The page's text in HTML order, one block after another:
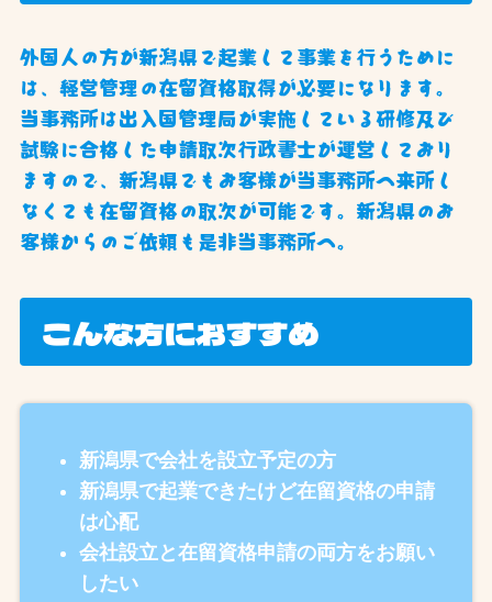
外国人の方が新潟県で起業して事業を行うために
は、経営管理の在留資格取得が必要になります。
当事務所は出入国管理局が実施している研修及び
試験に合格した申請取次行政書士が運営しており
ますので、新潟県でもお客様が当事務所へ来所し
なくても在留資格の取次が可能です。新潟県のお
客様からのご依頼も是非当事務所へ。
こんな方におすすめ
新潟県で会社を設立予定の方
新潟県で起業できたけど在留資格の申請
は心配
会社設立と在留資格申請の両方をお願い
したい